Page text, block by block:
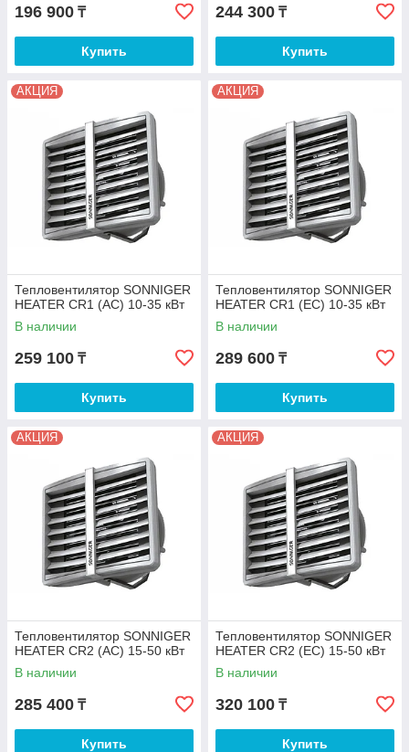
196 900 ₸
Купить
244 300 ₸
Купить
АКЦИЯ
Тепловентилятор SONNIGER
HEATER CR1 (AC) 10-35 кВт
В наличии
259 100 ₸
Купить
АКЦИЯ
Тепловентилятор SONNIGER
HEATER CR1 (EC) 10-35 кВт
В наличии
289 600 ₸
Купить
АКЦИЯ
Тепловентилятор SONNIGER
HEATER CR2 (AC) 15-50 кВт
В наличии
285 400 ₸
Купить
АКЦИЯ
Тепловентилятор SONNIGER
HEATER CR2 (EC) 15-50 кВт
В наличии
320 100 ₸
Купить